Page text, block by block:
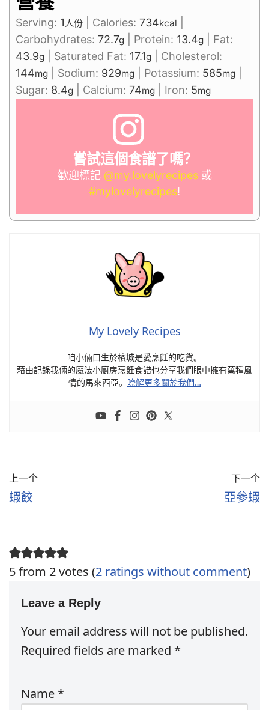
Serving: 1人份 Calories: 734kcal
Carbohydrates: 72.7g Protein: 13.4g
Fat:
43.9g Saturated Fat: 17.1g
Cholesterol:
144mg Sodium: 929mg Potassium: 585mg
Sugar: 8.4g Calcium: 74mg Iron: 5mg
嘗試這個食譜了嗎？
歡迎標記 @my.lovelyrecipes或
#mylovelyrecipes!
My Lovely Recipes
咱小倆口生於檳城是愛烹飪的吃貨。
藉由記錄我倆的魔法小廚房烹飪食譜也分享我們眼中擁有萬種風
情的馬來西亞。 瞭解更多關於我們…
上一个
蝦餃
下一个
亞參蝦
5 from 2 votes (2 ratings without comment)
Leave a Reply
Your email address will not be published.
Required fields are marked *
Name *